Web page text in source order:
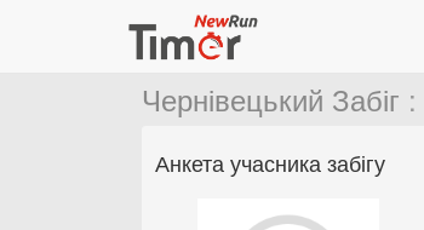
Чернівецький Забіг :
Анкета учасника забігу